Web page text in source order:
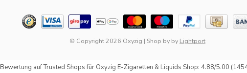
© Copyright 2026 Oxyzig | Shop by by Lightport
Bewertung aufTrusted Shopsfür Oxyzig E-Zigaretten & Liquids Shop: 4.88/5.00